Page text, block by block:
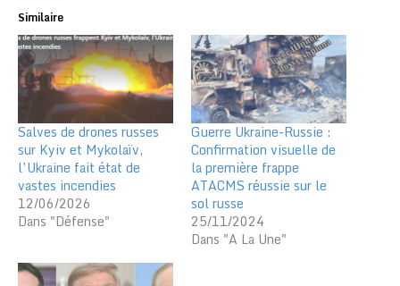
Similaire
Salves de drones russes
sur Kyiv et Mykolaïv,
l’Ukraine fait état de
vastes incendies
12/06/2026
Dans "Défense"
Guerre Ukraine-Russie :
Confirmation visuelle de
la première frappe
ATACMS réussie sur le
sol russe
25/11/2024
Dans "A La Une"